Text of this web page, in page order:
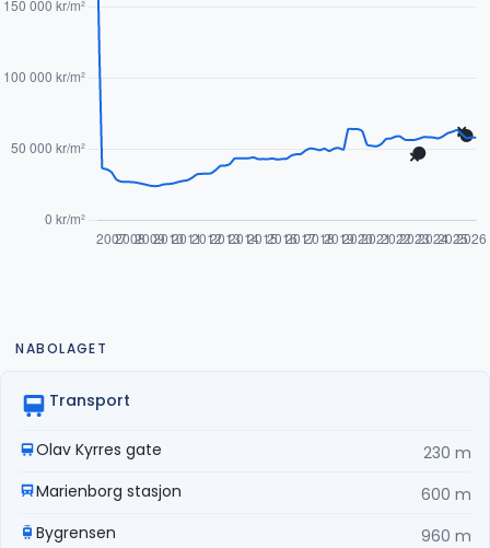
NABOLAGET
Transport
Olav Kyrres gate
230 m
Marienborg stasjon
600 m
Bygrensen
960 m